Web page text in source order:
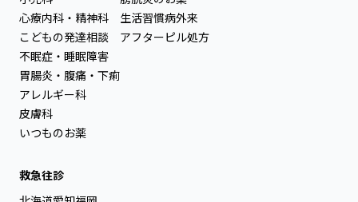
心療内科・精神科
こどもの発達相談
不眠症・睡眠障害
胃腸炎・腹痛・下痢
アレルギー科
皮膚科
いつものお薬
生活習慣病外来
アフターピル処方
救急往診